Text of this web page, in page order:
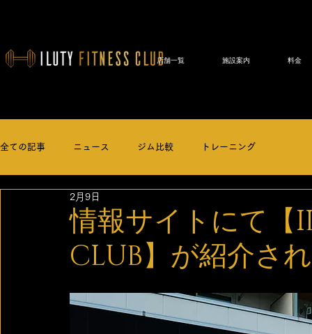
店舗一覧 施設案内 料金
全ての記事 ニュース ジム比較 トレーニング
情報サイトにて【
CLUB】が紹介さ
2月9日